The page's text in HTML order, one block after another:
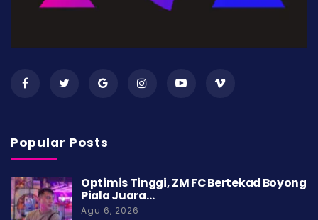
Popular Posts
Optimis Tinggi, ZM FC Bertekad Boyong
Piala Juara…
Agu 6, 2026